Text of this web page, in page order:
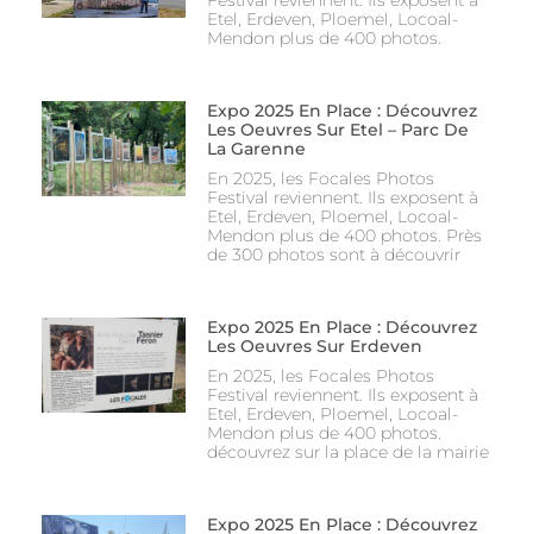
Etel, Erdeven, Ploemel, Locoal-
Mendon plus de 400 photos.
Expo 2025 En Place : Découvrez
Les Oeuvres Sur Etel – Parc De
La Garenne
En 2025, les Focales Photos
Festival reviennent. Ils exposent à
Etel, Erdeven, Ploemel, Locoal-
Mendon plus de 400 photos. Près
de 300 photos sont à découvrir
Expo 2025 En Place : Découvrez
Les Oeuvres Sur Erdeven
En 2025, les Focales Photos
Festival reviennent. Ils exposent à
Etel, Erdeven, Ploemel, Locoal-
Mendon plus de 400 photos.
découvrez sur la place de la mairie
Expo 2025 En Place : Découvrez